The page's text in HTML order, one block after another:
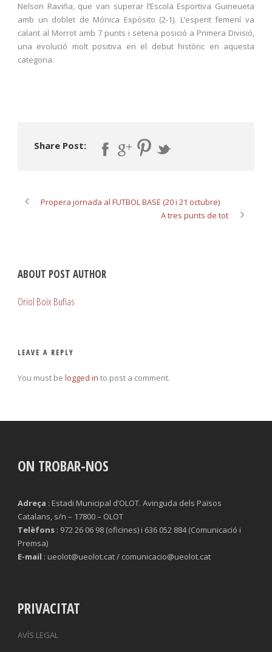
Nelson Raviña, que van superar l’Escola Esportiva Guineueta
amb un doblet de Mónica Expòsito (2-1). L’esperit femení va
calant al Morrot amb 7 punts i setena posició a Primera Divisió,
una evolució molt positiva en el debut històric en aquesta
categoria.
Share Post:
Propera jornada al FUTBOL BASE (20 i 21 octubre)
A tres punts de tot
ABOUT POST AUTHOR
Oriol Boix Bufias
LEAVE A REPLY
You must be logged in to post a comment.
ON TROBAR-NOS
Adreça : Estadi Municipal d’OLOT. Avinguda dels Països
Catalans, s/n – 17800 – OLOT
Telèfons : 972 26 06 98 (oficines) i 636 052 884 (Comunicació i
Premsa)
E-mail : ueolot@ueolot.cat / comunicacio@ueolot.cat
PRIVACITAT
AVÍS LEGAL